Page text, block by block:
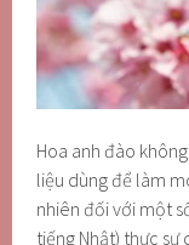
Hoa anh đào
liệu dùng để làm
nhiên đối với một
tiếng Nhật) thực sự